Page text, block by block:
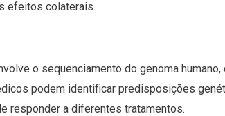
efeitos colaterais.
o sequenciamento do genoma
podem identificar predisposições
responder a diferentes tratamentos.